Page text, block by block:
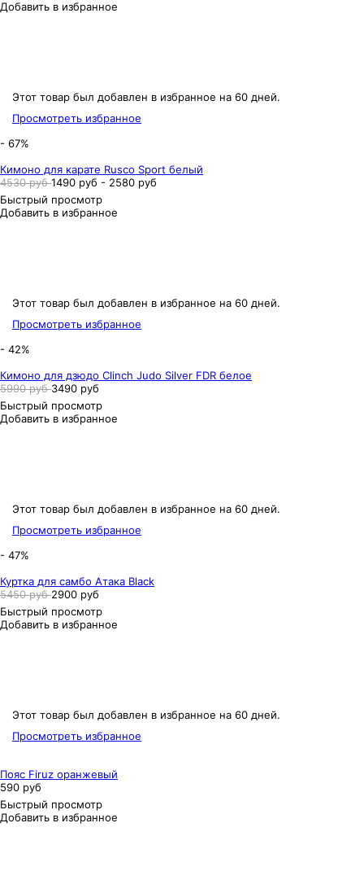
Добавить в избранное
Этот товар был добавлен в избранное на 60 дней.
Просмотреть избранное
- 67%
Кимоно для карате Rusco Sport белый
4530 руб1490 руб - 2580 руб
Быстрый просмотр
Добавить в избранное
Этот товар был добавлен в избранное на 60 дней.
Просмотреть избранное
- 42%
Кимоно для дзюдо Clinch Judo Silver FDR белое
5990 руб3490 руб
Быстрый просмотр
Добавить в избранное
Этот товар был добавлен в избранное на 60 дней.
Просмотреть избранное
- 47%
Куртка для самбо Атака Black
5450 руб2900 руб
Быстрый просмотр
Добавить в избранное
Этот товар был добавлен в избранное на 60 дней.
Просмотреть избранное
Пояс Firuz оранжевый
590 руб
Быстрый просмотр
Добавить в избранное